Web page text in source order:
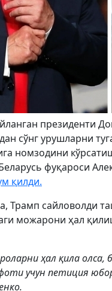
президенти
сўнг урушларни
номзодини
фуқароси
қилди.
Трамп сайловолди
можарони ҳал
ҳал қила олса,
учун петиция